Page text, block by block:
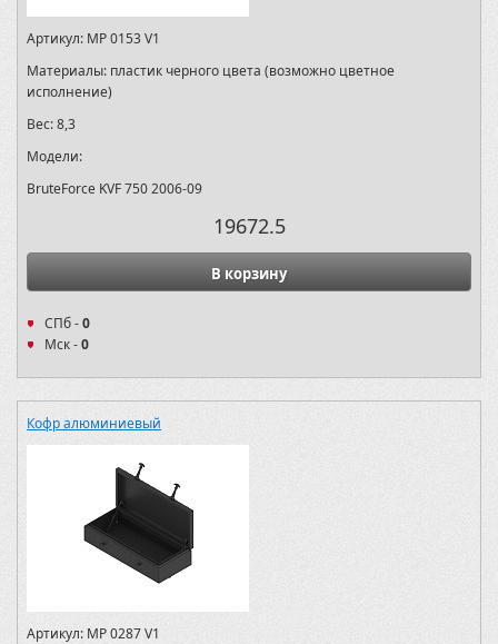
Артикул: MP 0153 V1
Материалы: пластик черного цвета (возможно цветное
исполнение)
Вес:8,3
Модели:
BruteForce KVF 750 2006-09
19672.5
В корзину
СПб -0
Мск -0
Кофр алюминиевый
Артикул: MP 0287 V1